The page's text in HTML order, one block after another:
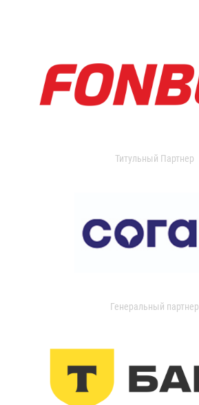
Титульный Партнер
Генеральный партнер